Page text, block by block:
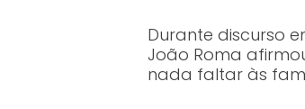
Durante discurso
João Roma
nada faltar às